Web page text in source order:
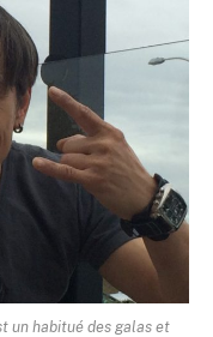
un habitué des galas et